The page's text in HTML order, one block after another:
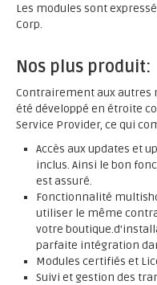
Les modules sont
Corp.
Nos plus produit:
Contrairement aux autres
été développé en étroite
Service Provider, ce qui
Accès aux updates et
inclus. Ainsi le bon
est assuré.
Fonctionnalité
utiliser le même
votre
parfaite intégration
Modules certifiés et
Suivi et gestion des